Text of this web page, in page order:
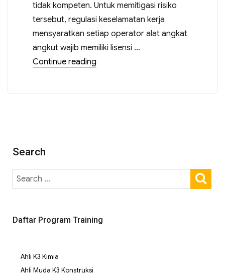
tidak kompeten. Untuk memitigasi risiko
tersebut, regulasi keselamatan kerja
mensyaratkan setiap operator alat angkat
angkut wajib memiliki lisensi …
Continue reading
Search
Daftar Program Training
Ahli K3 Kimia
Ahli Muda K3 Konstruksi